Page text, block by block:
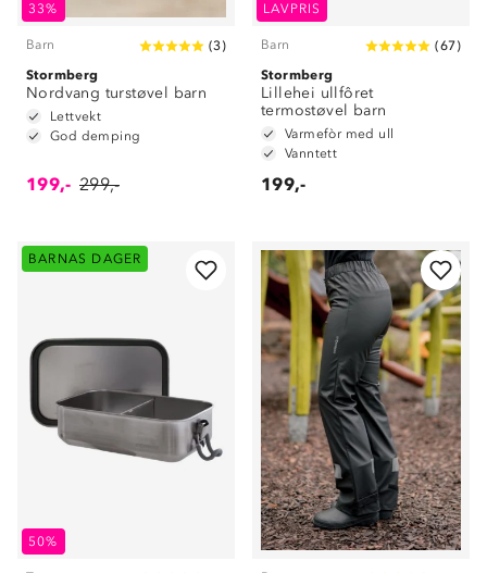
33%
Barn (3)
Stormberg
Nordvang turstøvel barn
Lettvekt
God demping
199,- 299,-
LAVPRIS
Barn (67)
Stormberg
Lillehei ullfôret
termostøvel barn
Varmefòr med ull
Vanntett
199,-
BARNAS DAGER
50%